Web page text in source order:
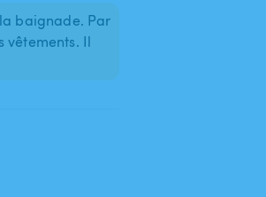
baignade. Par
vêtements. Il